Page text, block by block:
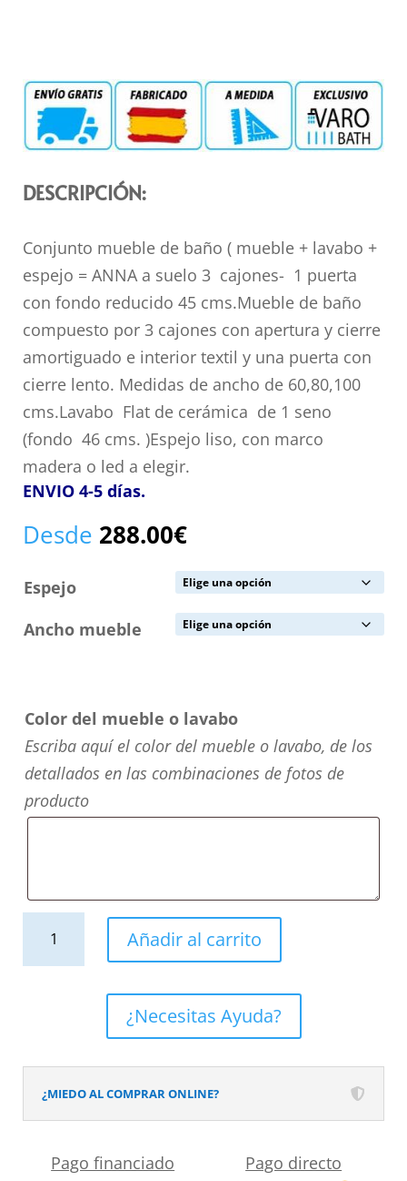
DESCRIPCIÓN:
Conjunto mueble de baño ( mueble + lavabo +
espejo = ANNA a suelo 3 cajones- 1 puerta
con fondo reducido 45 cms.Mueble de baño
compuesto por 3 cajones con apertura y cierre
amortiguado e interior textil y una puerta con
cierre lento. Medidas de ancho de 60,80,100
cms.Lavabo Flat de cerámica de 1 seno
(fondo 46 cms. )Espejo liso, con marco
madera o led a elegir.
ENVIO 4-5 días.
Desde 288.00€
Espejo
Ancho mueble
Color del mueble o lavabo
Escriba aquí el color del mueble o lavabo, de los
detallados en las combinaciones de fotos de
producto
a
suelo
3
Añadir al carrito
¿Necesitas Ayuda?
¿MIEDO AL COMPRAR ONLINE?
Pago financiado Pago directo